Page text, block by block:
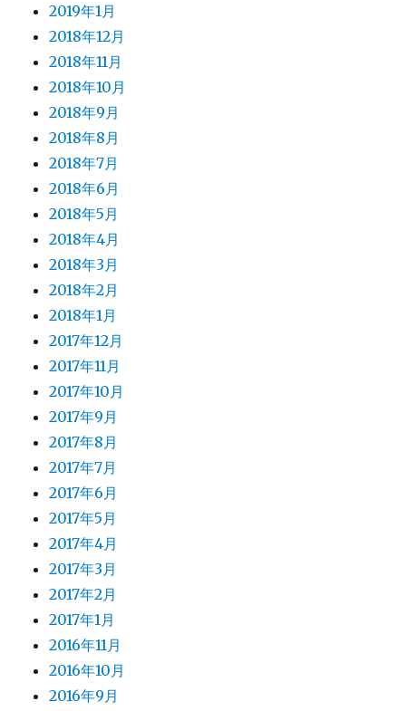
2019年1月
2018年12月
2018年11月
2018年10月
2018年9月
2018年8月
2018年7月
2018年6月
2018年5月
2018年4月
2018年3月
2018年2月
2018年1月
2017年12月
2017年11月
2017年10月
2017年9月
2017年8月
2017年7月
2017年6月
2017年5月
2017年4月
2017年3月
2017年2月
2017年1月
2016年11月
2016年10月
2016年9月